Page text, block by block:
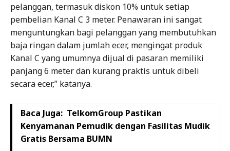
pelanggan, termasuk diskon 10% untuk setiap
pembelian Kanal C 3 meter. Penawaran ini sangat
menguntungkan bagi pelanggan yang membutuhkan
baja ringan dalam jumlah ecer, mengingat produk
Kanal C yang umumnya dijual di pasaran memiliki
panjang 6 meter dan kurang praktis untuk dibeli
secara ecer,” katanya.
Baca Juga: TelkomGroup Pastikan
Kenyamanan Pemudik dengan Fasilitas Mudik
Gratis Bersama BUMN